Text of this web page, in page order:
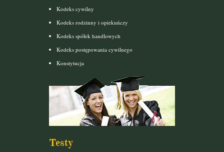
Kodeks cywilny
Kodeks rodzinny i opiekuńczy
Kodeks spółek handlowych
Kodeks postępowania cywilnego
Konstytucja
Testy